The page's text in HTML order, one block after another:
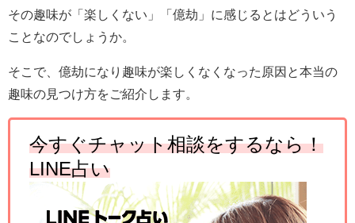
その趣味が「楽しくない」「億劫」に感じるとはどういう
ことなのでしょうか。
そこで、億劫になり趣味が楽しくなくなった原因と本当の
趣味の見つけ方をご紹介します。
今すぐチャット相談をするなら！
LINE占い